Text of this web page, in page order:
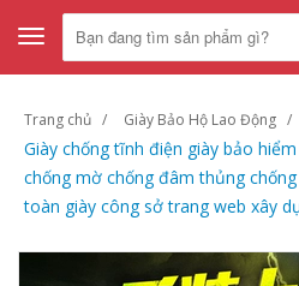
Toggle
navigation
Trang chủ Giày Bảo Hộ Lao Động
Giày chống tĩnh điện giày bảo
chống mờ chống đâm thủng
toàn giày công sở trang web xây